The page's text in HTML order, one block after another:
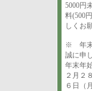
5000円
料(500
しくお
※ 年末
誠に申
年末年
２月２
６日（